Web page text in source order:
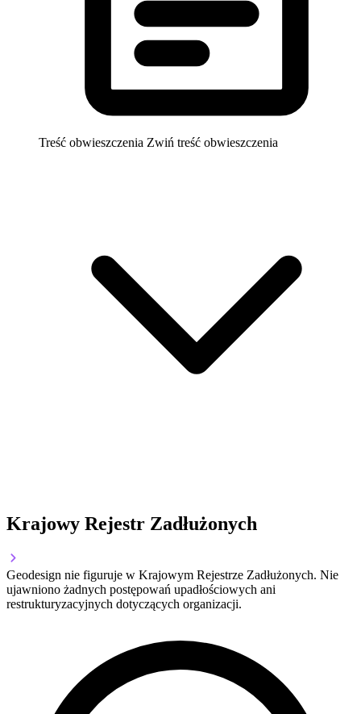
Treść obwieszczenia Zwiń treść obwieszczenia
Krajowy Rejestr Zadłużonych
Geodesign nie figuruje w Krajowym Rejestrze Zadłużonych. Nie
ujawniono żadnych postępowań upadłościowych ani
restrukturyzacyjnych dotyczących organizacji.